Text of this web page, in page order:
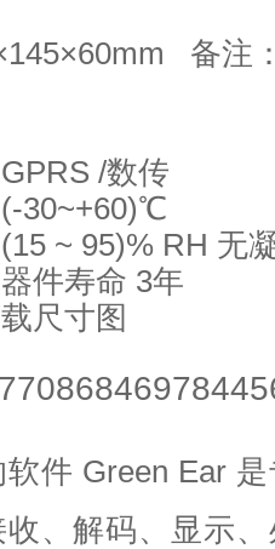
备注
GPRS /数传
(-30~+60)℃
(15 ~ 95)% RH 无
件寿命 3年
尺寸图
件 Green Ear
、解码、显示